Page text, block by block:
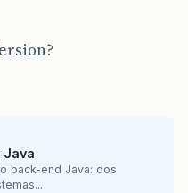
Java
back-end Java: dos